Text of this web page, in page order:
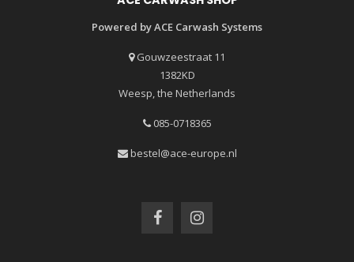
Powered by ACE Carwash Systems
Gouwzeestraat 11
1382KD
Weesp, the Netherlands
085-0718365
bestel@ace-europe.nl